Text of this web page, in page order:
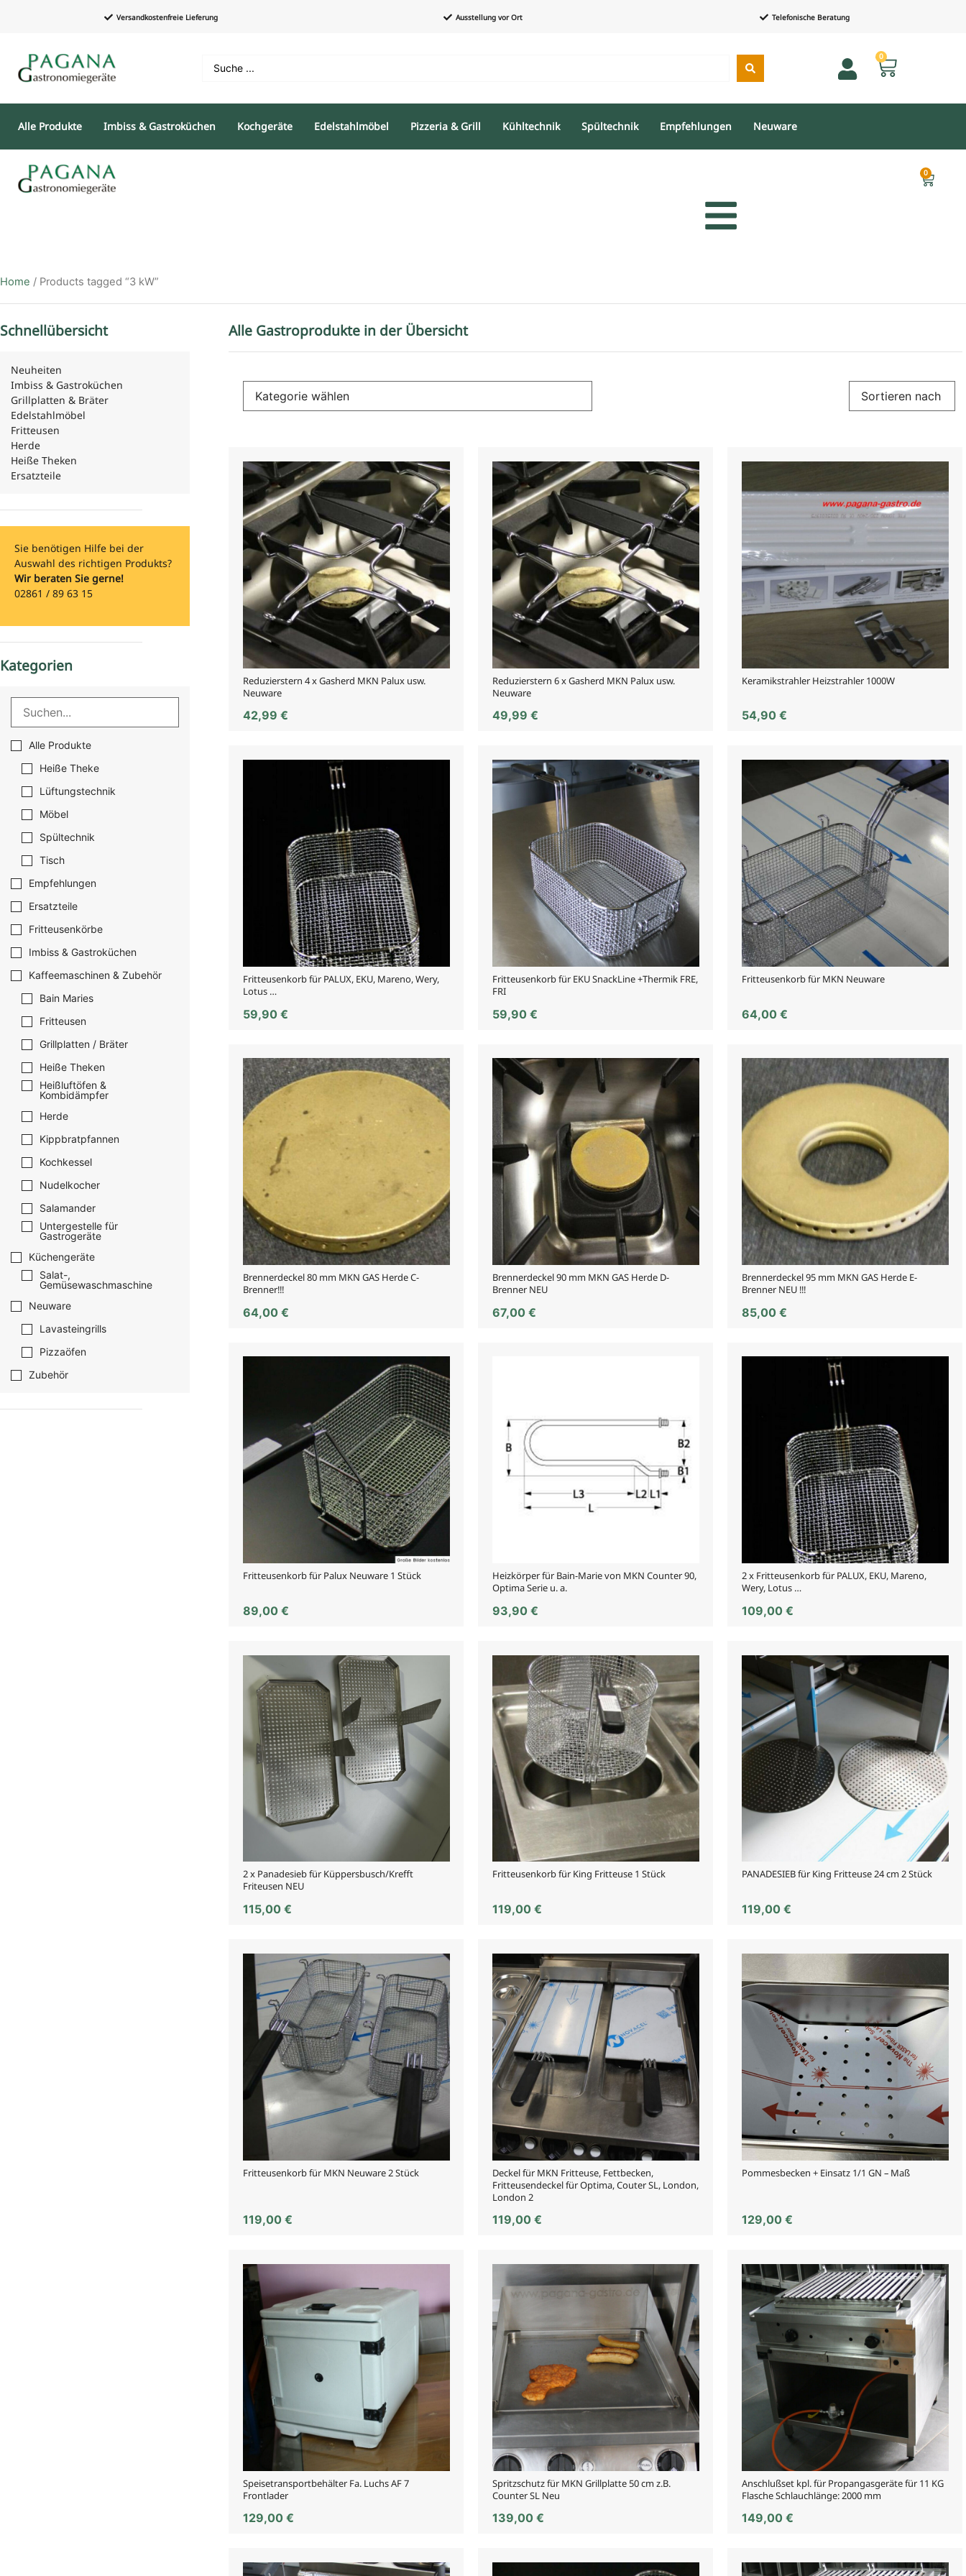
Versandkostenfreie Lieferung Ausstellung vor Ort Telefonische Beratung
0
Alle Produkte Imbiss & Gastroküchen Kochgeräte Edelstahlmöbel Pizzeria & Grill Kühltechnik Spültechnik Empfehlungen Neuware
0
Home / Products tagged “3 kW”
Schnellübersicht
Neuheiten
Imbiss & Gastroküchen
Grillplatten & Bräter
Edelstahlmöbel
Fritteusen
Herde
Heiße Theken
Ersatzteile
Sie benötigen Hilfe bei der
Auswahl des richtigen Produkts?
Wir beraten Sie gerne!
02861 / 89 63 15
Kategorien
Alle Produkte
Heiße Theke
Lüftungstechnik
Möbel
Spültechnik
Tisch
Empfehlungen
Ersatzteile
Fritteusenkörbe
Imbiss & Gastroküchen
Kaffeemaschinen & Zubehör
Bain Maries
Fritteusen
Grillplatten / Bräter
Heiße Theken
Heißluftöfen &
Kombidämpfer
Herde
Kippbratpfannen
Kochkessel
Nudelkocher
Salamander
Untergestelle für
Gastrogeräte
Küchengeräte
Salat-,
Gemüsewaschmaschine
Neuware
Lavasteingrills
Pizzaöfen
Zubehör
Alle Gastroprodukte in der Übersicht
Reduzierstern 4 x Gasherd MKN Palux usw.
Neuware
42,99 €
Reduzierstern 6 x Gasherd MKN Palux usw.
Neuware
49,99 €
Keramikstrahler Heizstrahler 1000W
54,90 €
Fritteusenkorb für PALUX, EKU, Mareno, Wery,
Lotus …
59,90 €
Fritteusenkorb für EKU SnackLine +Thermik FRE,
FRI
59,90 €
Fritteusenkorb für MKN Neuware
64,00 €
Brennerdeckel 80 mm MKN GAS Herde C-
Brenner!!!
64,00 €
Brennerdeckel 90 mm MKN GAS Herde D-
Brenner NEU
67,00 €
Brennerdeckel 95 mm MKN GAS Herde E-
Brenner NEU !!!
85,00 €
Fritteusenkorb für Palux Neuware 1 Stück
89,00 €
Heizkörper für Bain-Marie von MKN Counter 90,
Optima Serie u. a.
93,90 €
2 x Fritteusenkorb für PALUX, EKU, Mareno,
Wery, Lotus …
109,00 €
2 x Panadesieb für Küppersbusch/Krefft
Friteusen NEU
115,00 €
Fritteusenkorb für King Fritteuse 1 Stück
119,00 €
PANADESIEB für King Fritteuse 24 cm 2 Stück
119,00 €
Fritteusenkorb für MKN Neuware 2 Stück
119,00 €
Deckel für MKN Fritteuse, Fettbecken,
Fritteusendeckel für Optima, Couter SL, London,
London 2
119,00 €
Pommesbecken + Einsatz 1/1 GN – Maß
129,00 €
Speisetransportbehälter Fa. Luchs AF 7
Frontlader
129,00 €
Spritzschutz für MKN Grillplatte 50 cm z.B.
Counter SL Neu
139,00 €
Anschlußset kpl. für Propangasgeräte für 11 KG
Flasche Schlauchlänge: 2000 mm
149,00 €